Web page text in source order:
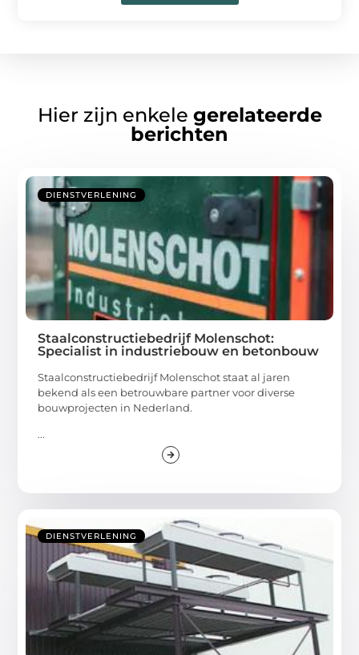
Hier zijn enkele gerelateerde
berichten
DIENSTVERLENING
Staalconstructiebedrijf Molenschot:
Specialist in industriebouw en betonbouw
Staalconstructiebedrijf Molenschot staat al jaren
bekend als een betrouwbare partner voor diverse
bouwprojecten in Nederland.
...
DIENSTVERLENING